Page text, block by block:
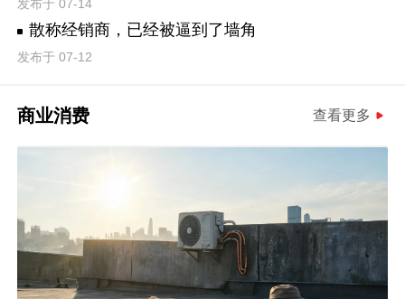
发布于 07-14
散称经销商，已经被逼到了墙角
发布于 07-12
商业消费 查看更多